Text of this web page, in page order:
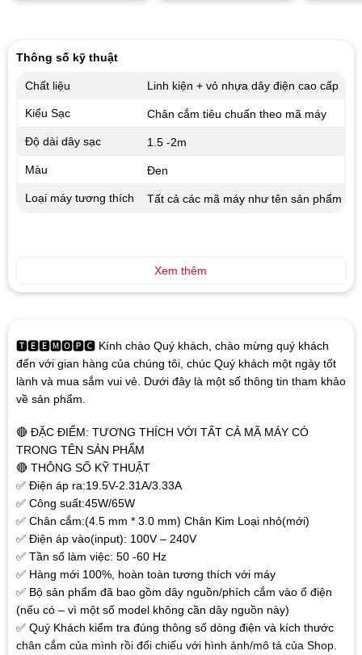
🆃🅴🅴🅼🅾🅿🅲 Kính chào Quý khách, chào mừng quý khách
đến với gian hàng của chúng tôi, chúc Quý khách một ngày tốt
lành và mua sắm vui vẻ. Dưới đây là một số thông tin tham khảo
về sản phẩm.
🔴 ĐẶC ĐIỂM: TƯƠNG THÍCH VỚI TẤT CẢ MÃ MÁY CÓ
TRONG TÊN SẢN PHẨM
🔴 THÔNG SỐ KỸ THUẬT
✅ Điện áp ra:19.5V-2.31A/3.33A
✅ Công suất:45W/65W
✅ Chân cắm:(4.5 mm * 3.0 mm) Chân Kim Loại nhỏ(mới)
✅ Điện áp vào(input): 100V – 240V
✅ Tần số làm việc: 50 -60 Hz
✅ Hàng mới 100%, hoàn toàn tương thích với máy
✅ Bộ sản phẩm đã bao gồm dây nguồn/phích cắm vào ổ điện
(nếu có – vì một số model không cần dây nguồn này)
✅ Quý Khách kiểm tra đúng thông số dòng điện và kích thước
chân cắm của mình rồi đối chiếu với hình ảnh/mô tả của Shop.
Thông số kỹ thuật
Chất liệu Linh kiện + vỏ nhựa dây điện cao cấp
Kiểu Sạc Chân cắm tiêu chuẩn theo mã máy
Độ dài dây sạc 1.5 -2m
Màu Đen
Loại máy tương thích Tất cả các mã máy như tên sản phẩm
Xem thêm